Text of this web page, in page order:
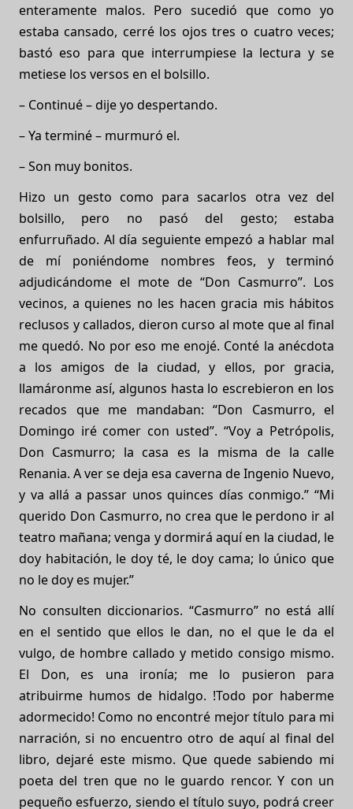
enteramente malos. Pero sucedió que como yo
estaba cansado, cerré los ojos tres o cuatro veces;
bastó eso para que interrumpiese la lectura y se
metiese los versos en el bolsillo.
– Continué – dije yo despertando.
– Ya terminé – murmuró el.
– Son muy bonitos.
Hizo un gesto como para sacarlos otra vez del
bolsillo, pero no pasó del gesto; estaba
enfurruñado. Al día seguiente empezó a hablar mal
de mí poniéndome nombres feos, y terminó
adjudicándome el mote de “Don Casmurro”. Los
vecinos, a quienes no les hacen gracia mis hábitos
reclusos y callados, dieron curso al mote que al final
me quedó. No por eso me enojé. Conté la anécdota
a los amigos de la ciudad, y ellos, por gracia,
llamáronme así, algunos hasta lo escrebieron en los
recados que me mandaban: “Don Casmurro, el
Domingo iré comer con usted”. “Voy a Petrópolis,
Don Casmurro; la casa es la misma de la calle
Renania. A ver se deja esa caverna de Ingenio Nuevo,
y va allá a passar unos quinces días conmigo.” “Mi
querido Don Casmurro, no crea que le perdono ir al
teatro mañana; venga y dormirá aquí en la ciudad, le
doy habitación, le doy té, le doy cama; lo único que
no le doy es mujer.”
No consulten diccionarios. “Casmurro” no está allí
en el sentido que ellos le dan, no el que le da el
vulgo, de hombre callado y metido consigo mismo.
El Don, es una ironía; me lo pusieron para
atribuirme humos de hidalgo. !Todo por haberme
adormecido! Como no encontré mejor título para mi
narración, si no encuentro otro de aquí al final del
libro, dejaré este mismo. Que quede sabiendo mi
poeta del tren que no le guardo rencor. Y con un
pequeño esfuerzo, siendo el título suyo, podrá creer